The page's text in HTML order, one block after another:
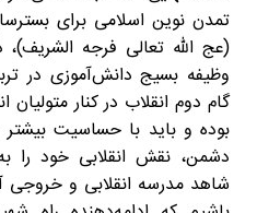
تمدن نوین اسلامی برای
(عج الله تعالی فرجه
وظیفه بسیج دانش‌آموزی در
گام دوم انقلاب در کنار
بوده و باید با حساسیت
دشمن، نقش انقلابی خود را
شاهد مدرسه انقلابی و خروجی